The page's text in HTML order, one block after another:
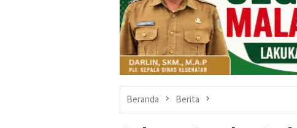
Beranda Berita